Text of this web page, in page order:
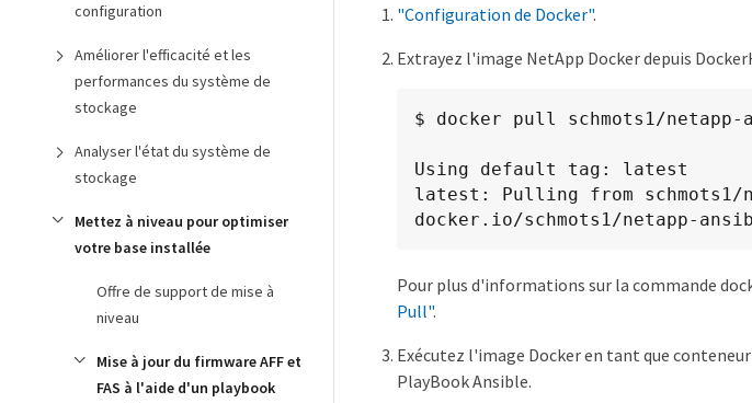
configuration
Améliorer l'efficacité et les
performances du système de
stockage
Analyser l'état du système de
stockage
Mettez à niveau pour optimiser
votre base installée
Offre de support de mise à
niveau
Mise à jour du firmware AFF et
FAS à l'aide d'un playbook
"Configuration de Docker".
Extrayez l'image NetApp Docker depuis
$ docker pull schmots1/netapp-
Using default tag: latest
latest: Pulling from schmots1/
docker.io/schmots1/netapp-
Pour plus d'informations sur la commande
Pull".
Exécutez l'image Docker en tant que
PlayBook Ansible.